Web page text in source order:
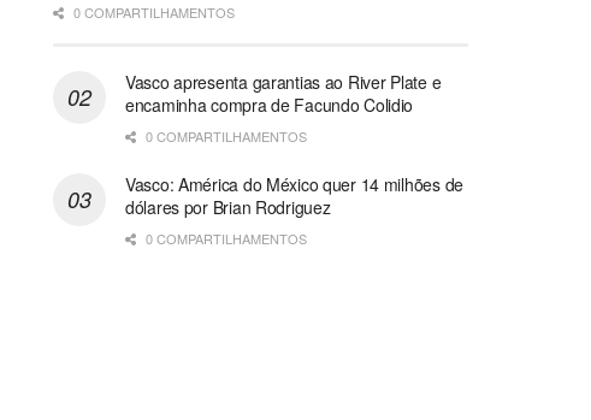
0 COMPARTILHAMENTOS
Vasco apresenta garantias ao River Plate e
encaminha compra de Facundo Colidio
0 COMPARTILHAMENTOS
Vasco: América do México quer 14 milhões de
dólares por Brian Rodriguez
0 COMPARTILHAMENTOS